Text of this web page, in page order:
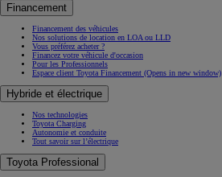
Financement
Financement des véhicules
Nos solutions de location en LOA ou LLD
Vous préférez acheter ?
Financez votre véhicule d'occasion
Pour les Professionnels
Espace client Toyota Financement (Opens in new window)
Hybride et électrique
Nos technologies
Toyota Charging
Autonomie et conduite
Tout savoir sur l’électrique
Toyota Professional